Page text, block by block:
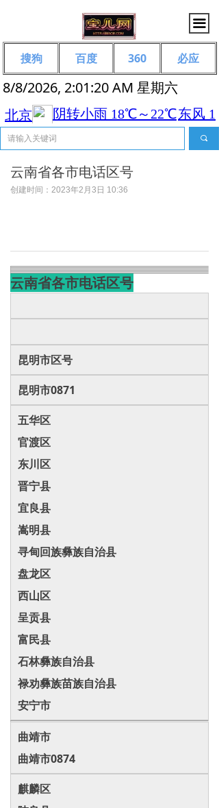
끀
8/8/2026, 2:01:20 AM 星期六
끠
搜狗 百度 360 必应
云南省各市电话区号
创建时间： 2023年2月3日 10:36
云南省各市电话区号
昆明市区号
昆明市0871
五华区
官渡区
东川区
晋宁县
宜良县
嵩明县
寻甸回族彝族自治县
盘龙区
西山区
呈贡县
富民县
石林彝族自治县
禄劝彝族苗族自治县
安宁市
曲靖市
曲靖市0874
麒麟区